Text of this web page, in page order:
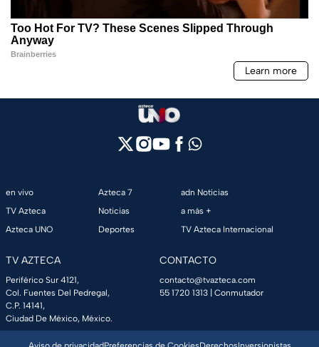
en vivo
TV Azteca
Azteca UNO
Azteca 7
Noticias
Deportes
adn Noticias
a más +
TV Azteca Internacional
TV AZTECA
Periférico Sur 4121,
Col. Fuentes Del Pedregal,
C.P. 14141,
Ciudad De México, México.
CONTACTO
contacto@tvazteca.com
55 1720 1313 | Conmutador